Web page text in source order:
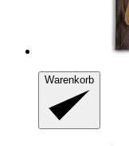
Warenkorb